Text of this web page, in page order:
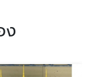
ง